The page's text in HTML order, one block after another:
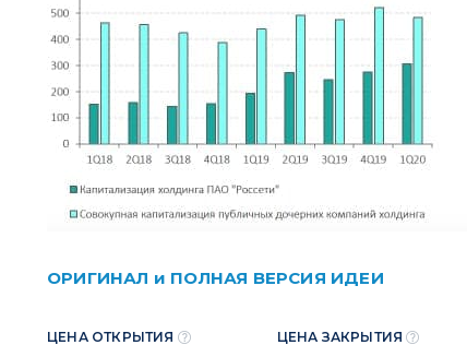
ОРИГИНАЛ и ПОЛНАЯ ВЕРСИЯ ИДЕИ
ЦЕНА ОТКРЫТИЯ ЦЕНА ЗАКРЫТИЯ